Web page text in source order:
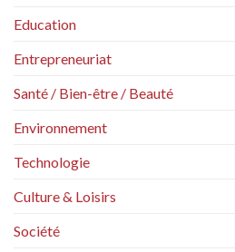
Education
Entrepreneuriat
Santé / Bien-être / Beauté
Environnement
Technologie
Culture & Loisirs
Société